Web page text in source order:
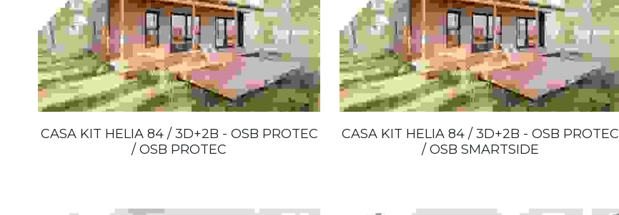
CASA KIT HELIA 84 / 3D+2B - OSB PROTEC
/ OSB PROTEC
CASA KIT HELIA 84 / 3D+2B - OSB PROTEC
/ OSB SMARTSIDE